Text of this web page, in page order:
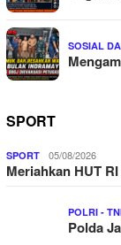
SOSIAL
SPORT
SPORT 05/08/2026
Meriahkan HUT
POLRI -
Polda